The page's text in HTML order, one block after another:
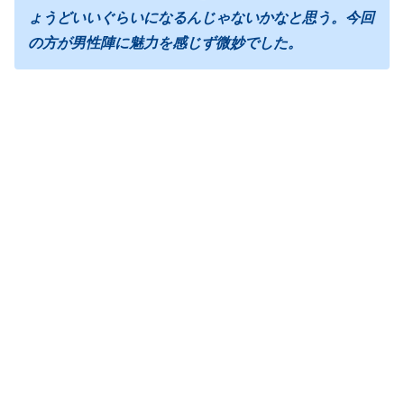
ょうどいいぐらいになるんじゃないかなと思う。今回
の方が男性陣に魅力を感じず微妙でした。